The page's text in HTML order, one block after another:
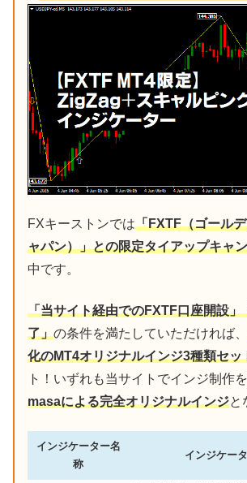
FXキーストンでは「FXTF（ゴール
ャパン）」との限定タイアップキャ
中です。
「当サイト経由でのFXTF口座開設」
了」の条件を満たしていただければ、
化のMT4オリジナルインジ3種類セッ
ト！いずれも当サイトでインジ制作
masaによる完全オリジナルインジと
インジケーター名
称
インジケー